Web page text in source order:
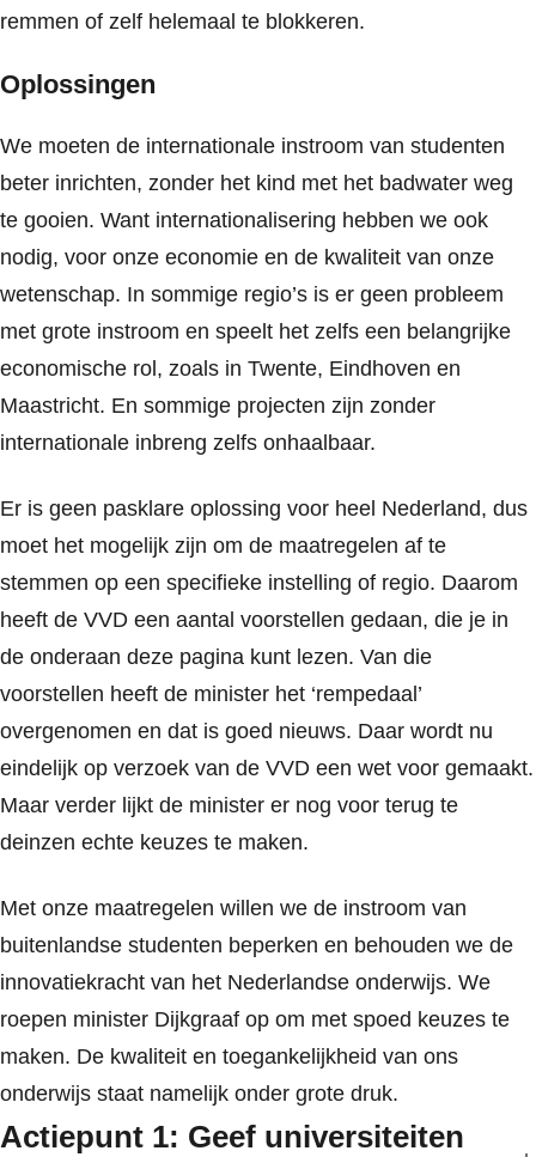
remmen of zelf helemaal te blokkeren.
Oplossingen
We moeten de internationale instroom van studenten
beter inrichten, zonder het kind met het badwater weg
te gooien. Want internationalisering hebben we ook
nodig, voor onze economie en de kwaliteit van onze
wetenschap. In sommige regio’s is er geen probleem
met grote instroom en speelt het zelfs een belangrijke
economische rol, zoals in Twente, Eindhoven en
Maastricht. En sommige projecten zijn zonder
internationale inbreng zelfs onhaalbaar.
Er is geen pasklare oplossing voor heel Nederland, dus
moet het mogelijk zijn om de maatregelen af te
stemmen op een specifieke instelling of regio. Daarom
heeft de VVD een aantal voorstellen gedaan, die je in
de onderaan deze pagina kunt lezen. Van die
voorstellen heeft de minister het ‘rempedaal’
overgenomen en dat is goed nieuws. Daar wordt nu
eindelijk op verzoek van de VVD een wet voor gemaakt.
Maar verder lijkt de minister er nog voor terug te
deinzen echte keuzes te maken.
Met onze maatregelen willen we de instroom van
buitenlandse studenten beperken en behouden we de
innovatiekracht van het Nederlandse onderwijs. We
roepen minister Dijkgraaf op om met spoed keuzes te
maken. De kwaliteit en toegankelijkheid van ons
onderwijs staat namelijk onder grote druk.
Actiepunt 1: Geef universiteiten